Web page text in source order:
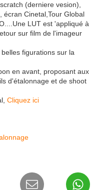
(derniere vesion),
écran Cinetal,Tour Global
LUT est 'appliqué à
sur film de l'imageur
figurations sur la
en avant, proposant aux
d'étalonnage et de shoot
Cliquez ici